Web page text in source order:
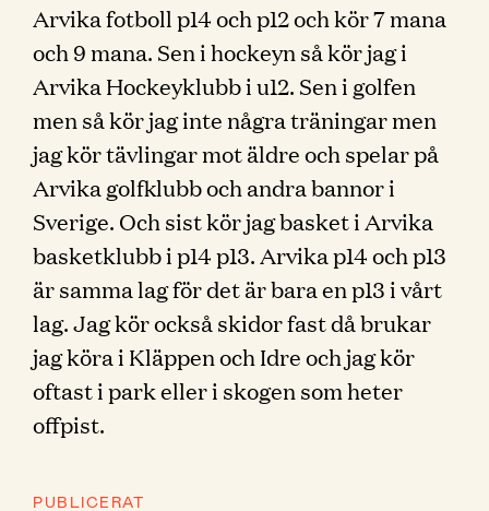
Arvika fotboll p14 och p12 och kör 7 mana
och 9 mana. Sen i hockeyn så kör jag i
Arvika Hockeyklubb i u12. Sen i golfen
men så kör jag inte några träningar men
jag kör tävlingar mot äldre och spelar på
Arvika golfklubb och andra bannor i
Sverige. Och sist kör jag basket i Arvika
basketklubb i p14 p13. Arvika p14 och p13
är samma lag för det är bara en p13 i vårt
lag. Jag kör också skidor fast då brukar
jag köra i Kläppen och Idre och jag kör
oftast i park eller i skogen som heter
offpist.
PUBLICERAT